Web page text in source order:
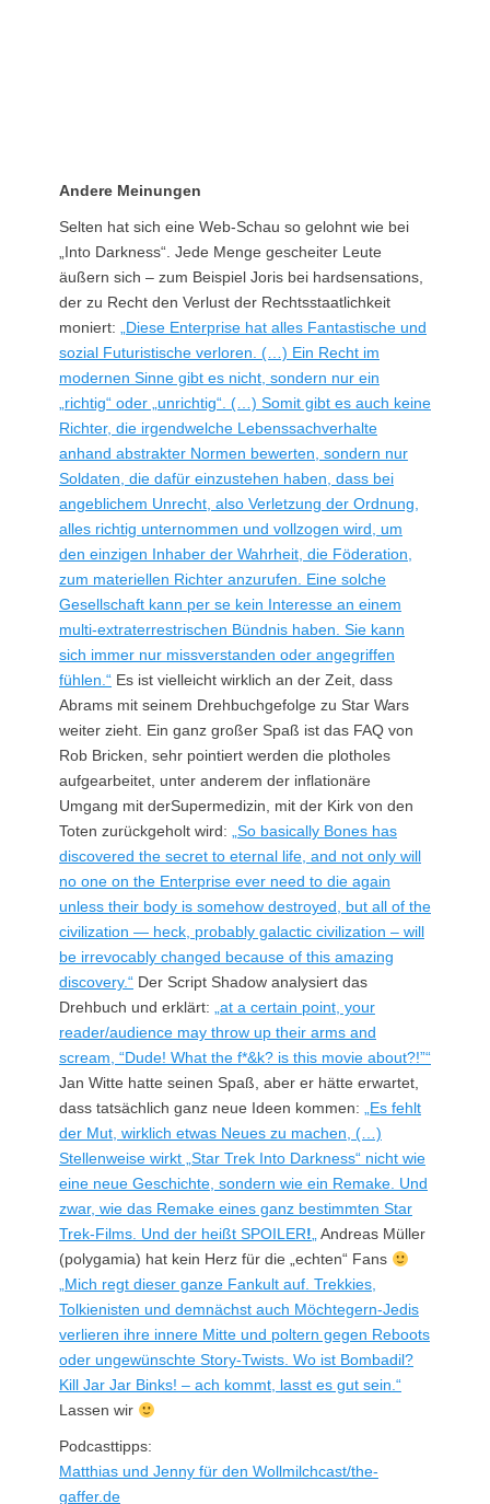
Andere Meinungen
Selten hat sich eine Web-Schau so gelohnt wie bei
„Into Darkness“. Jede Menge gescheiter Leute
äußern sich – zum Beispiel Joris bei hardsensations,
der zu Recht den Verlust der Rechtsstaatlichkeit
moniert: „Diese Enterprise hat alles Fantastische und
sozial Futuristische verloren. (…) Ein Recht im
modernen Sinne gibt es nicht, sondern nur ein
„richtig“ oder „unrichtig“. (…) Somit gibt es auch keine
Richter, die irgendwelche Lebenssachverhalte
anhand abstrakter Normen bewerten, sondern nur
Soldaten, die dafür einzustehen haben, dass bei
angeblichem Unrecht, also Verletzung der Ordnung,
alles richtig unternommen und vollzogen wird, um
den einzigen Inhaber der Wahrheit, die Föderation,
zum materiellen Richter anzurufen. Eine solche
Gesellschaft kann per se kein Interesse an einem
multi-extraterrestrischen Bündnis haben. Sie kann
sich immer nur missverstanden oder angegriffen
fühlen.“ Es ist vielleicht wirklich an der Zeit, dass
Abrams mit seinem Drehbuchgefolge zu Star Wars
weiter zieht. Ein ganz großer Spaß ist das FAQ von
Rob Bricken, sehr pointiert werden die plotholes
aufgearbeitet, unter anderem der inflationäre
Umgang mit derSupermedizin, mit der Kirk von den
Toten zurückgeholt wird: „So basically Bones has
discovered the secret to eternal life, and not only will
no one on the Enterprise ever need to die again
unless their body is somehow destroyed, but all of the
civilization — heck, probably galactic civilization – will
be irrevocably changed because of this amazing
discovery.“ Der Script Shadow analysiert das
Drehbuch und erklärt: „at a certain point, your
reader/audience may throw up their arms and
scream, “Dude! What the f*&k? is this movie about?!”“
Jan Witte hatte seinen Spaß, aber er hätte erwartet,
dass tatsächlich ganz neue Ideen kommen: „Es fehlt
der Mut, wirklich etwas Neues zu machen, (…)
Stellenweise wirkt „Star Trek Into Darkness“ nicht wie
eine neue Geschichte, sondern wie ein Remake. Und
zwar, wie das Remake eines ganz bestimmten Star
Trek-Films. Und der heißt SPOILER!„Andreas Müller
(polygamia) hat kein Herz für die „echten“ Fans
„Mich regt dieser ganze Fankult auf. Trekkies,
Tolkienisten und demnächst auch Möchtegern-Jedis
verlieren ihre innere Mitte und poltern gegen Reboots
oder ungewünschte Story-Twists. Wo ist Bombadil?
Kill Jar Jar Binks! – ach kommt, lasst es gut sein.“
Lassen wir
Podcasttipps:
Matthias und Jenny für den Wollmilchcast/the-
gaffer.de